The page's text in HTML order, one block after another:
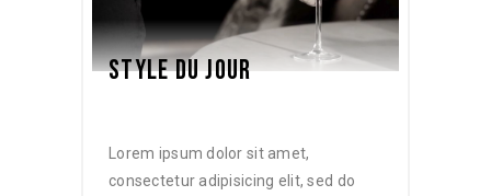
STYLE DU JOUR
Lorem ipsum dolor sit amet,
consectetur adipisicing elit, sed do